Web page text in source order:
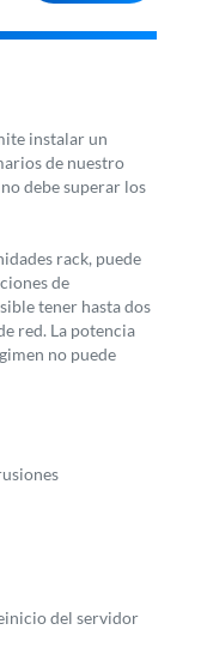
instalar un
de nuestro
debe superar los
rack, puede
de
tener hasta dos
red. La potencia
no puede
del servidor